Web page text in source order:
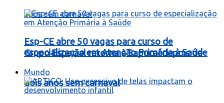
Grupo Especial retorna à Sapucaí depois de
dois anos sem carnaval
Esp-CE abre 50 vagas para curso de
especialização em Atenção Primária à Saúde
Mundo